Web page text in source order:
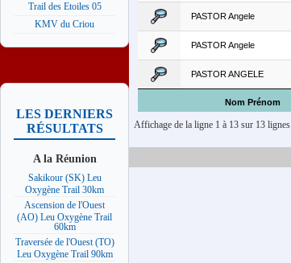
Trail des Etoiles 05
KMV du Criou
LES DERNIERS
RÉSULTATS
A la Réunion
Sakikour (SK) Leu
Oxygène Trail 30km
Ascension de l'Ouest
(AO) Leu Oxygène Trail
60km
Traversée de l'Ouest (TO)
Leu Oxygène Trail 90km
Nom Prénom
PASTOR Angele
PASTOR Angele
PASTOR ANGELE
Affichage de la ligne 1 à 13 sur 13 lignes